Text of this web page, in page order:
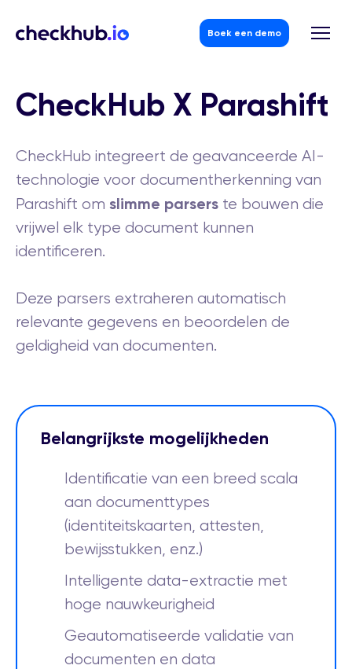
content
Boek een demo
CheckHub X Parashift
CheckHub integreert de geavanceerde AI-
technologie voor documentherkenning van
Parashift om slimme parsers te bouwen die
vrijwel elk type document kunnen
identificeren.
Deze parsers extraheren automatisch
relevante gegevens en beoordelen de
geldigheid van documenten.
Belangrijkste mogelijkheden
Identificatie van een breed scala
aan documenttypes
(identiteitskaarten, attesten,
bewijsstukken, enz.)
Intelligente data-extractie met
hoge nauwkeurigheid
Geautomatiseerde validatie van
documenten en data